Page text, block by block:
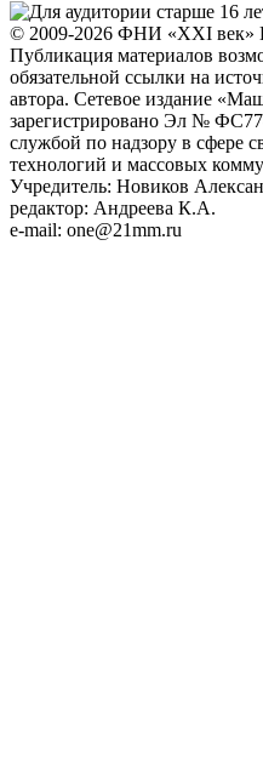
© 2009-2026 ФHИ «XXI век»
Публикация материалов
обязательной ссылки на
автора. Сетевое издание
зарегистрировано Эл №
службой по надзору в сфере
технологий и массовых
Учредитель: Новиков
редактор: Андреева К.А.
e-mail: one@21mm.ru